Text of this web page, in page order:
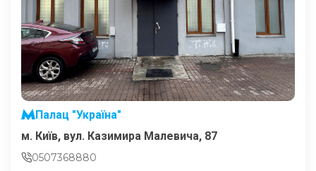
Палац "Україна"
м. Київ, вул. Казимира Малевича, 87
0507368880